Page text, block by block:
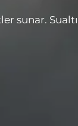
sunar.